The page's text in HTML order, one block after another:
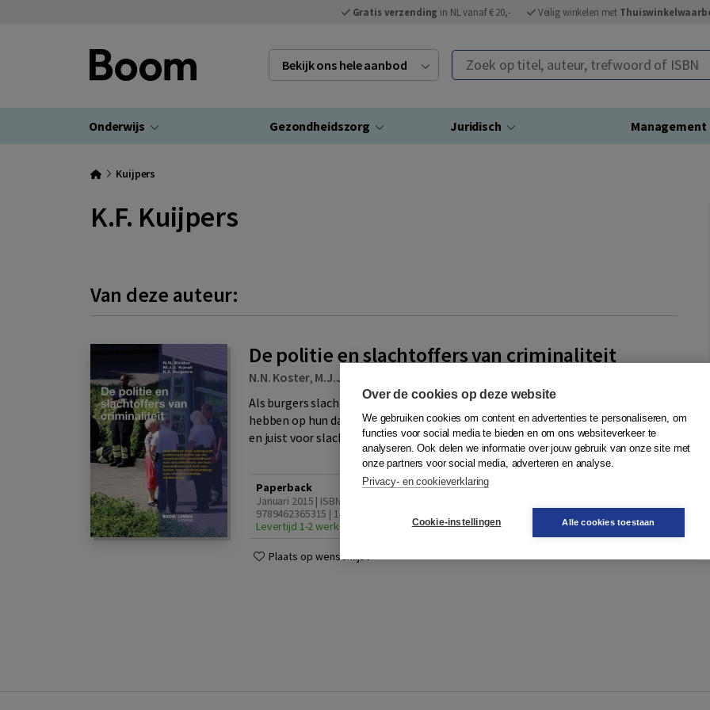
Gratis verzending in NL vanaf € 20,- Veilig winkelen met
Bekijk ons hele aanbod Zoek op titel, auteur, trefwoord of ISBN
Onderwijs Gezondheidszorg Juridisch Management
Kuijpers
K.F. Kuijpers
Van deze auteur:
De politie en slachtoffers van criminaliteit
N.N. Koster, M.J.J. Kunst
Als burgers slachtoffer worden van criminaliteit, kan dat ingrijpende gevolgen
hebben op hun dagelijks leven. ‘De politie is je beste vriend’ is een bekende leus
en juist voor slachtoffers van crim...Meer
Paperback
Januari 2015 | ISBN
9789462365315 | 1e druk
Levertijd 1-2 werkdagen
In winkelwagen
Plaats op wensenlijst
Over de cookies op deze website
We gebruiken cookies om content en advertenties te personaliseren, om
functies voor social media te bieden en om ons websiteverkeer te
analyseren. Ook delen we informatie over jouw gebruik van onze site met
onze partners voor social media, adverteren en analyse.
Privacy- en cookieverklaring
Cookie-instellingen Alle cookies toestaan